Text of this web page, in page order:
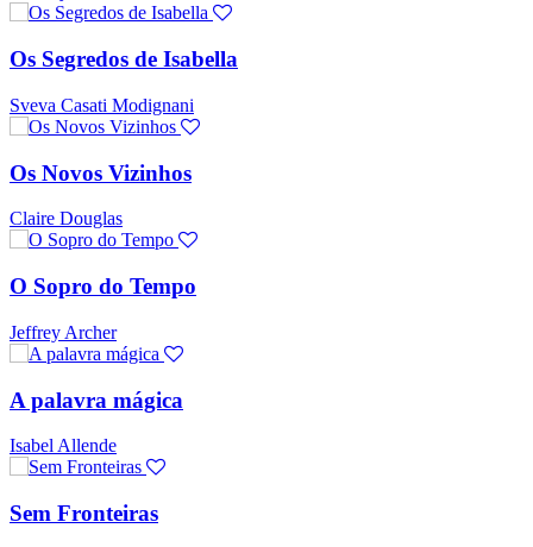
Os Segredos de Isabella
Sveva Casati Modignani
Os Novos Vizinhos
Claire Douglas
O Sopro do Tempo
Jeffrey Archer
A palavra mágica
Isabel Allende
Sem Fronteiras